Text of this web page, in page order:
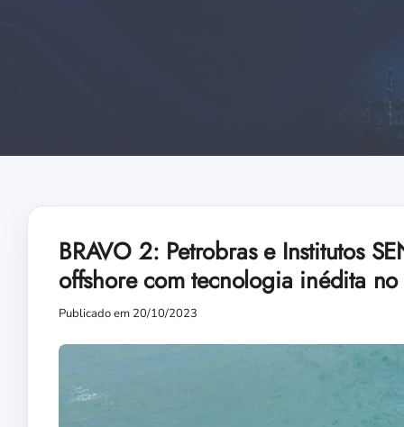
BRAVO 2: Petrobras e Institutos
offshore com tecnologia inédita no
Publicado em 20/10/2023